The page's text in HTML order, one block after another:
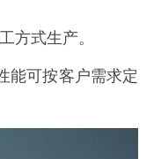
方式生产。
能可按客户需求定